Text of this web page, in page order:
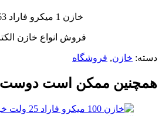
خازن 1 میکرو فاراد 63 ولت
فروش انواع خازن
دسته: خازن, فروشگاه
همچنین ممکن است دوست